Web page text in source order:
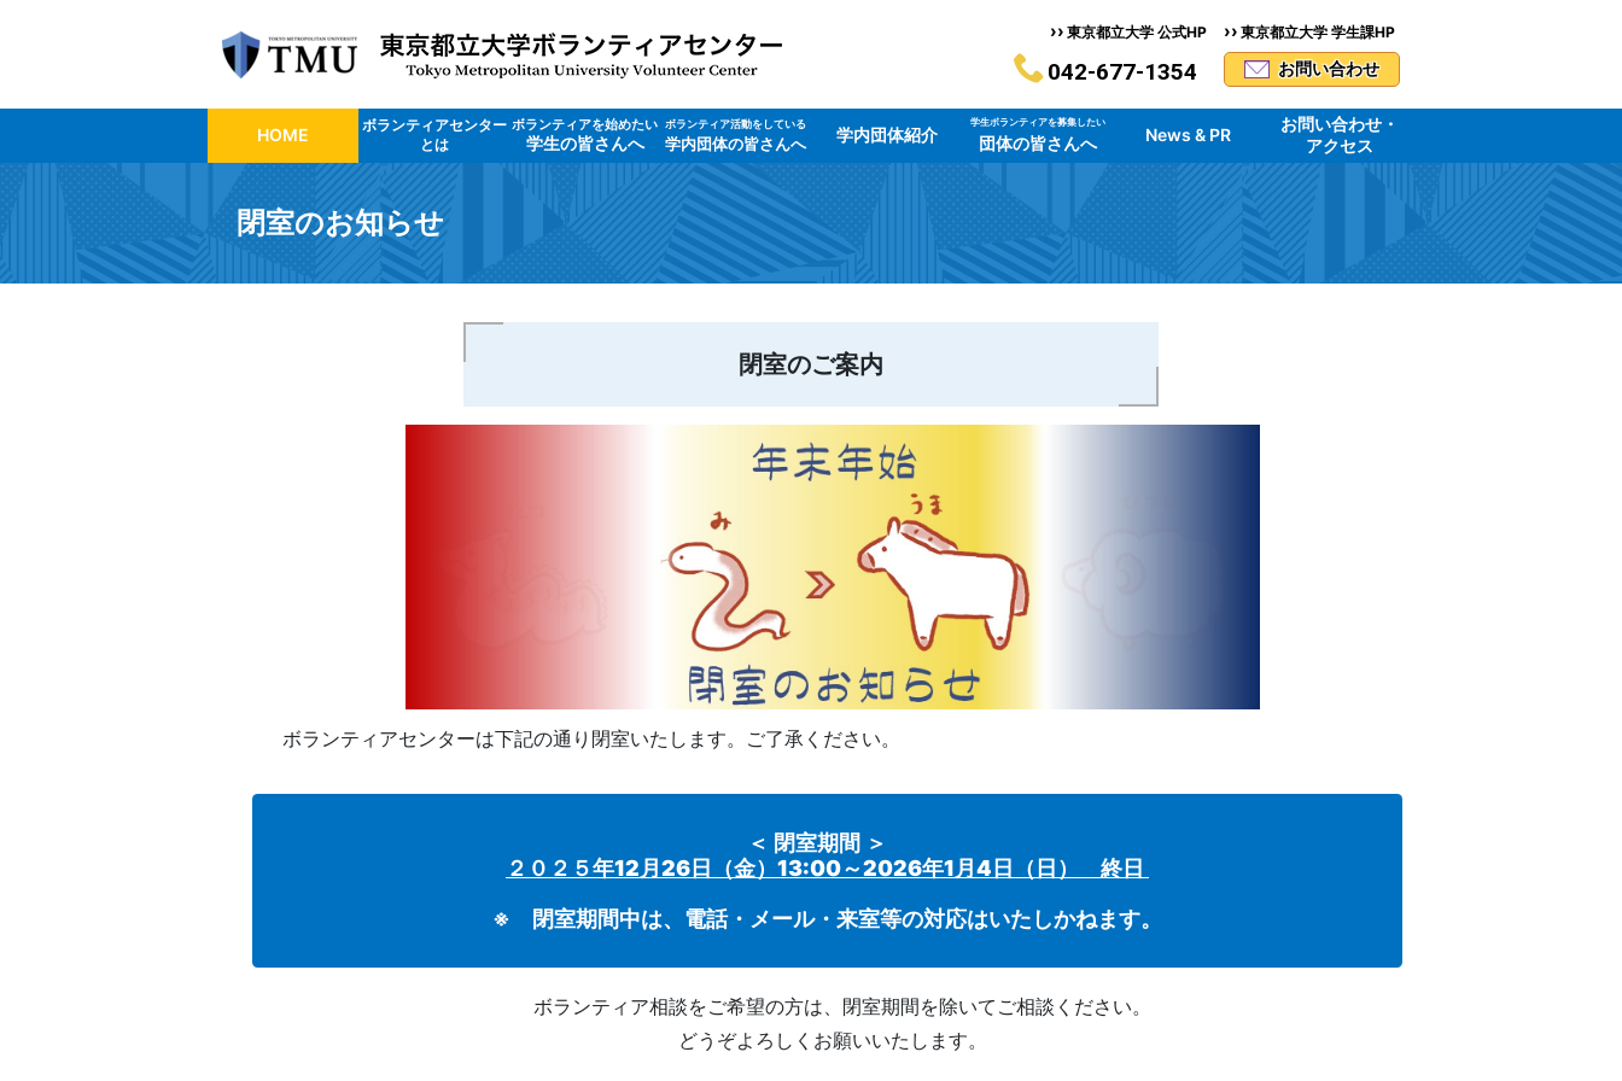
›› 東京都立大学 公式HP ›› 東京都立大学 学生課HP
042-677-1354 お問い合わせ
HOME
ボランティアセンター
とは
ボランティアを始めたい
学生の皆さんへ
ボランティア活動をしている
学内団体の皆さんへ 学内団体紹介
学生ボランティアを募集したい
団体の皆さんへ News & PR
お問い合わせ・
アクセス
閉室のお知らせ
閉室のご案内
ボランティアセンターは下記の通り閉室いたします。ご了承ください。
＜ 閉室期間 ＞
２０２５年12月26日（金）13:00～2026年1月4日（日） 終日
※ 閉室期間中は、電話・メール・来室等の対応はいたしかねます。
ボランティア相談をご希望の方は、閉室期間を除いてご相談ください。
どうぞよろしくお願いいたします。